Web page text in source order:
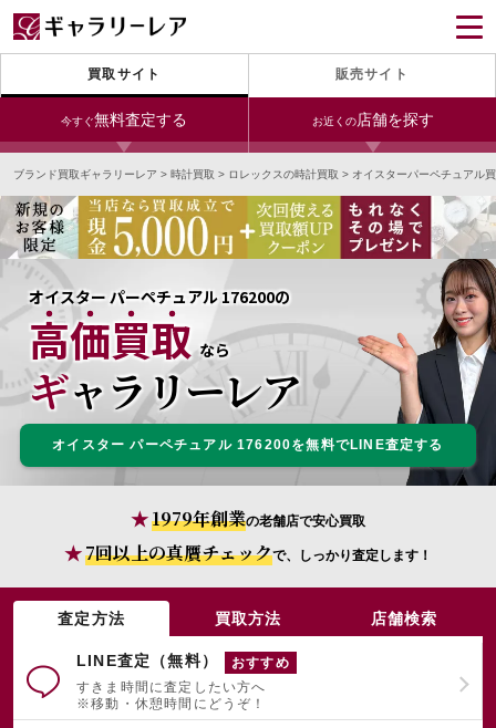
買取サイト 販売サイト
今すぐ無料査定する お近くの店舗を探す
今すぐLINE査定
24時間受付（対応時間10:00～19:00）
宅配買取を申し込む
今すぐ電話査定
受付時間 10:00～19:00
銀座本店 青山表参道店 新宿東口店
心斎橋本店
なんば店 神戸元町(三宮)店 LAB大阪
宅配買取を申し込む
ブランド買取ギャラリーレア > 時計買取 > ロレックスの時計買取 > オイスターパーペチュアル
オイスター パーペチュアル 176200の
高価買取 なら
ギャラリーレア
オイスター パーペチュアル 176200を無料でLINE査定する
1979年創業の老舗店で安心買取
7回以上の真贋チェックで、しっかり査定します！
査定方法 買取方法 店舗検索
LINE査定（無料）
おすすめ
すきま時間に査定したい方へ
※移動・休憩時間にどうぞ！